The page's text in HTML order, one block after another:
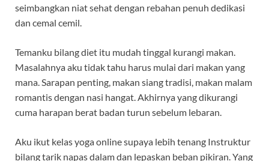
seimbangkan niat sehat dengan rebahan penuh dedikasi
dan cemal cemil.
Temanku bilang diet itu mudah tinggal kurangi makan.
Masalahnya aku tidak tahu harus mulai dari makan yang
mana. Sarapan penting, makan siang tradisi, makan malam
romantis dengan nasi hangat. Akhirnya yang dikurangi
cuma harapan berat badan turun sebelum lebaran.
Aku ikut kelas yoga online supaya lebih tenang Instruktur
bilang tarik napas dalam dan lepaskan beban pikiran. Yang